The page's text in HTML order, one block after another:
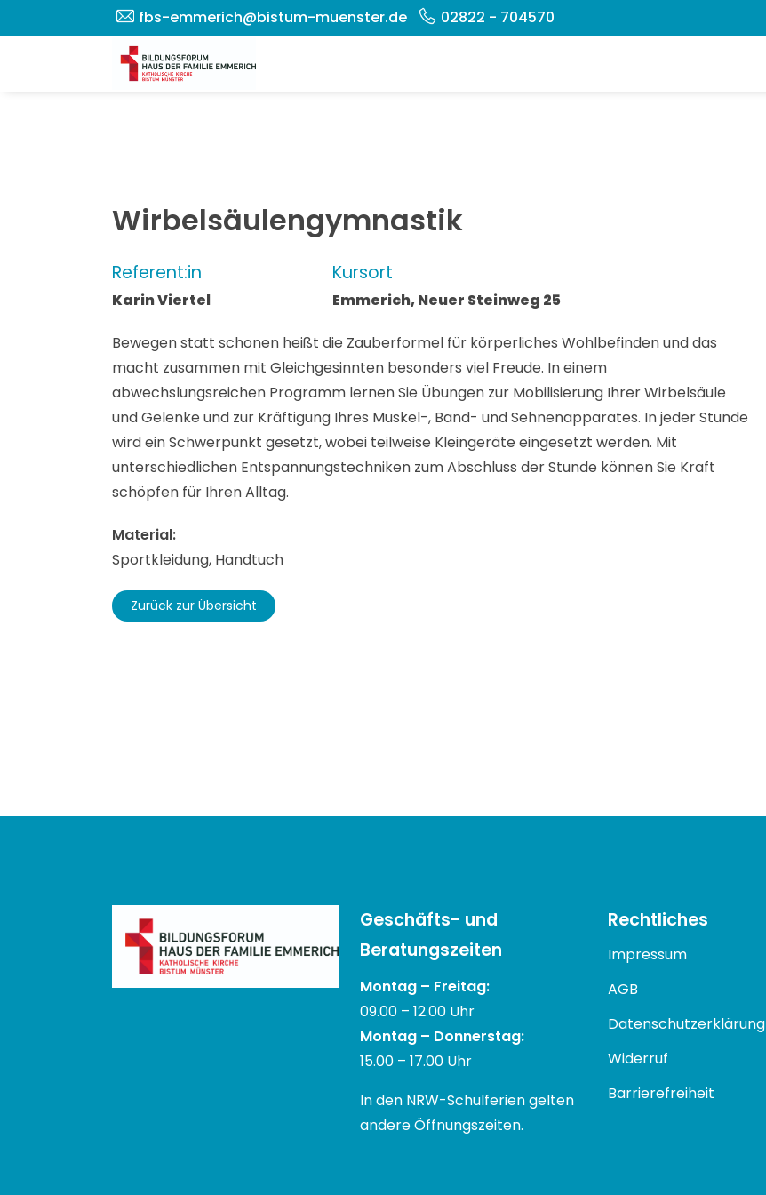
fbs-emmerich@bistum-muenster.de 02822 - 704570
Wirbelsäulengymnastik
Referent:in
Karin Viertel
Kursort
Emmerich, Neuer Steinweg 25
Bewegen statt schonen heißt die Zauberformel für körperliches Wohlbefinden und das
macht zusammen mit Gleichgesinnten besonders viel Freude. In einem
abwechslungsreichen Programm lernen Sie Übungen zur Mobilisierung Ihrer Wirbelsäule
und Gelenke und zur Kräftigung Ihres Muskel-, Band- und Sehnenapparates. In jeder Stunde
wird ein Schwerpunkt gesetzt, wobei teilweise Kleingeräte eingesetzt werden. Mit
unterschiedlichen Entspannungstechniken zum Abschluss der Stunde können Sie Kraft
schöpfen für Ihren Alltag.
Material:
Sportkleidung, Handtuch
Zurück zur Übersicht
Geschäfts- und
Beratungszeiten
Montag – Freitag:
09.00 – 12.00 Uhr
Montag – Donnerstag:
15.00 – 17.00 Uhr
In den NRW-Schulferien gelten
andere Öffnungszeiten.
Rechtliches
Impressum
AGB
Datenschutzerklärung
Widerruf
Barrierefreiheit